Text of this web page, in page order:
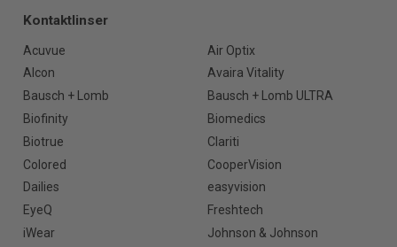
Kontaktlinser
Acuvue
Air Optix
Alcon
Avaira Vitality
Bausch + Lomb
Bausch + Lomb ULTRA
Biofinity
Biomedics
Biotrue
Clariti
Colored
CooperVision
Dailies
easyvision
EyeQ
Freshtech
iWear
Johnson & Johnson